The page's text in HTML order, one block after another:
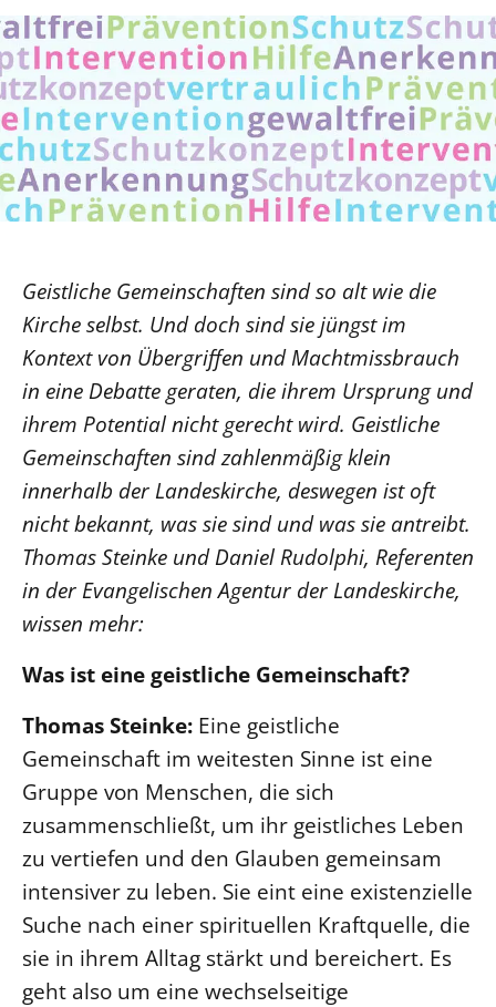
Geistliche Gemeinschaften sind so alt wie die
Kirche selbst. Und doch sind sie jüngst im
Kontext von Übergriffen und Machtmissbrauch
in eine Debatte geraten, die ihrem Ursprung und
ihrem Potential nicht gerecht wird. Geistliche
Gemeinschaften sind zahlenmäßig klein
innerhalb der Landeskirche, deswegen ist oft
nicht bekannt, was sie sind und was sie antreibt.
Thomas Steinke und Daniel Rudolphi, Referenten
in der Evangelischen Agentur der Landeskirche,
wissen mehr:
Was ist eine geistliche Gemeinschaft?
Thomas Steinke: Eine geistliche
Gemeinschaft im weitesten Sinne ist eine
Gruppe von Menschen, die sich
zusammenschließt, um ihr geistliches Leben
zu vertiefen und den Glauben gemeinsam
intensiver zu leben. Sie eint eine existenzielle
Suche nach einer spirituellen Kraftquelle, die
sie in ihrem Alltag stärkt und bereichert. Es
geht also um eine wechselseitige
Kirche und Finanzen
Personalausschuss
LANDESKIRCHENAMT
Willkommen
Kollegium
Fachstelle Sexualisierte Gewalt
Beschwerdestellen
Gleichstellung
Datenschutz
Geschäftsstelle Landessynode
LANDESSYNODE
27. Landessynode
Ehrenamt
Beruf
Freie Stellen
BIBLIOTHEK & ARCHIV
SERVICE
Älterwerden im Pfarrberuf
Beteiligungsverfahren
Evangelische Kirche
Lutherische Kirche
Glaubensbekenntnis
Positionen
Ökumene
Religionen
Gegen Gewalt
KLIMASCHUTZ
Nachhaltigkeit
Erneuerbare Energien
Mobilität
Naturschutz
Impressum
Datenschutz
Kontakt
Barrierefreiheit
Presse
Freie Stellen
Service für Gemeinden